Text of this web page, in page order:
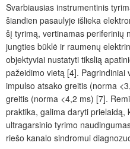
Svarbiausias instrumentinis
šiandien pasaulyje išlieka
šį tyrimą, vertinamas periferinių
jungties būklė ir raumenų
objektyviai nustatyti tikslią
pažeidimo vietą [4]. Pagrindiniai
impulso atsako greitis (norma
greitis (norma <4,2 ms) [7].
praktika, galima daryti prielaidą,
ultragarsinio tyrimo
riešo kanalo sindromui